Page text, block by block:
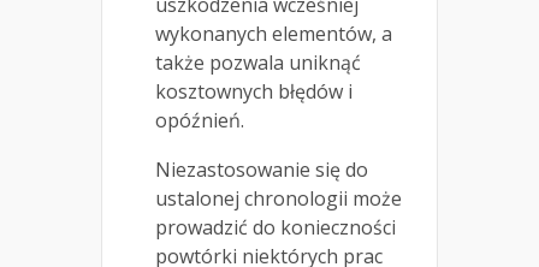
wykonanych elementów, a
także pozwala uniknąć
kosztownych błędów i
opóźnień.
Niezastosowanie się do
ustalonej chronologii może
prowadzić do konieczności
powtórki niektórych prac